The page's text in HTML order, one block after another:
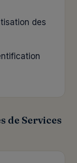
des
de Services